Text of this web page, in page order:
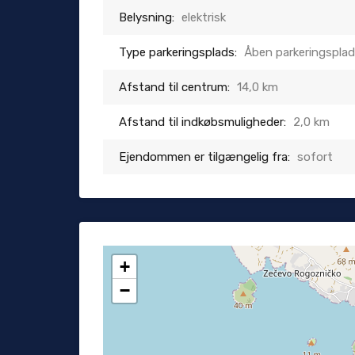
Belysning: elektrisk
Type parkeringsplads: Åben
Afstand til centrum: 14,0 km
Afstand til indkøbsmuligheder: 2,0 km
Ejendommen er tilgængelig fra: sofort
+
−